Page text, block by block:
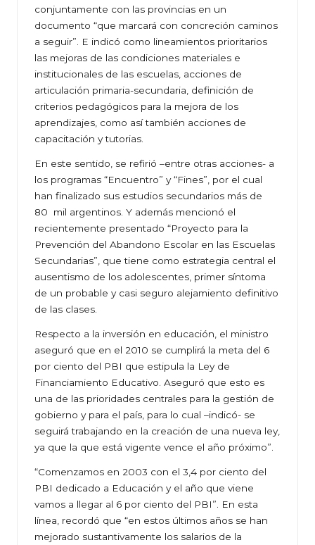
conjuntamente con las provincias en un
documento “que marcará con concreción caminos
a seguir”. E indicó como lineamientos prioritarios
las mejoras de las condiciones materiales e
institucionales de las escuelas, acciones de
articulación primaria-secundaria, definición de
criterios pedagógicos para la mejora de los
aprendizajes, como así también acciones de
capacitación y tutorias.
En este sentido, se refirió –entre otras acciones- a
los programas “Encuentro” y “Fines”, por el cual
han finalizado sus estudios secundarios más de
80 mil argentinos. Y además mencionó el
recientemente presentado “Proyecto para la
Prevención del Abandono Escolar en las Escuelas
Secundarias”, que tiene como estrategia central el
ausentismo de los adolescentes, primer síntoma
de un probable y casi seguro alejamiento definitivo
de las clases.
Respecto a la inversión en educación, el ministro
aseguró que en el 2010 se cumplirá la meta del 6
por ciento del PBI que estipula la Ley de
Financiamiento Educativo. Aseguró que esto es
una de las prioridades centrales para la gestión de
gobierno y para el país, para lo cual –indicó- se
seguirá trabajando en la creación de una nueva ley,
ya que la que está vigente vence el año próximo”.
“Comenzamos en 2003 con el 3,4 por ciento del
PBI dedicado a Educación y el año que viene
vamos a llegar al 6 por ciento del PBI”. En esta
línea, recordó que “en estos últimos años se han
mejorado sustantivamente los salarios de la